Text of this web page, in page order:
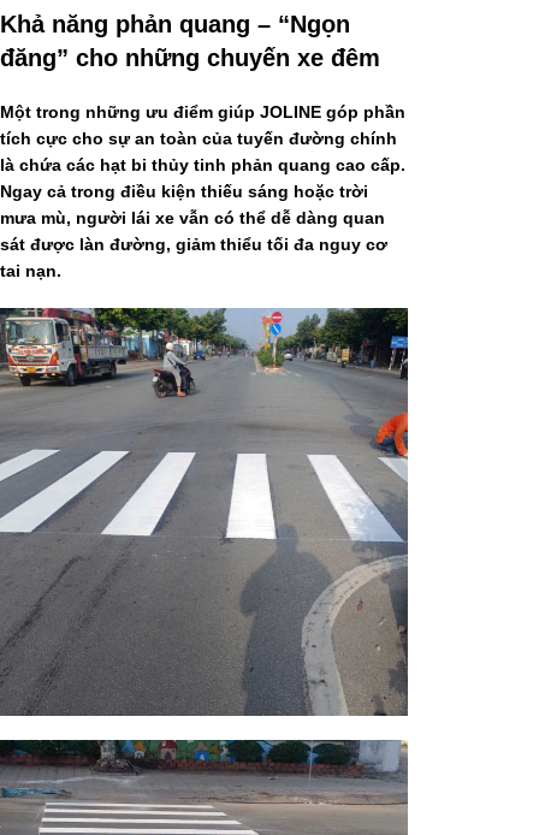
Khả năng phản quang – “Ngọn
đăng” cho những chuyến xe đêm
Một trong những ưu điểm giúp JOLINE góp phần
tích cực cho sự an toàn của tuyến đường chính
là chứa các hạt bi thủy tinh phản quang cao cấp.
Ngay cả trong điều kiện thiếu sáng hoặc trời
mưa mù, người lái xe vẫn có thể dễ dàng quan
sát được làn đường, giảm thiểu tối đa nguy cơ
tai nạn.